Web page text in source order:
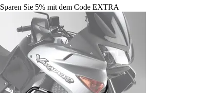
Sparen Sie 5% mit dem Code EXTRA